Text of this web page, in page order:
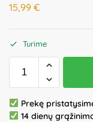
15,99 €
Turime
Prekę
14 dienų